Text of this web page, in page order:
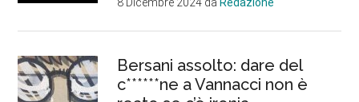
Bersani assolto: dare del
c******ne a Vannacci non è